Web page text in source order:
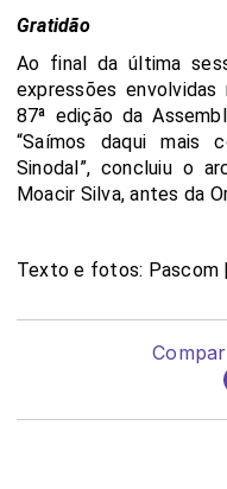
Gratidão
Ao final da última
expressões
87ª edição da
“Saímos daqui mais
Sinodal”, concluiu o
Moacir Silva, antes da
Texto e fotos: Pascom